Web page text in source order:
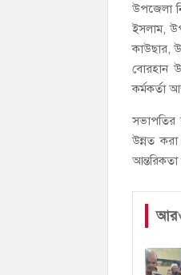
উপজেলা
ইসলাম,
কাউছার,
বোরহান
কর্মকর্তা
সভাপতির
উন্নত
আন্তরিকতা